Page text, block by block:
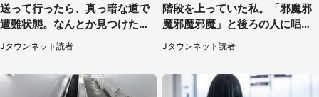
送って行ったら、真っ暗な道で
遭難状態。なんとか見つけた民
家に助けを求めると、住人の男
性が...」
Jタウンネット読者
階段を上っていた私。「邪魔邪
魔邪魔邪魔」と後ろの人に唱え
られて（神奈川県・30代女性）
Jタウンネット読者